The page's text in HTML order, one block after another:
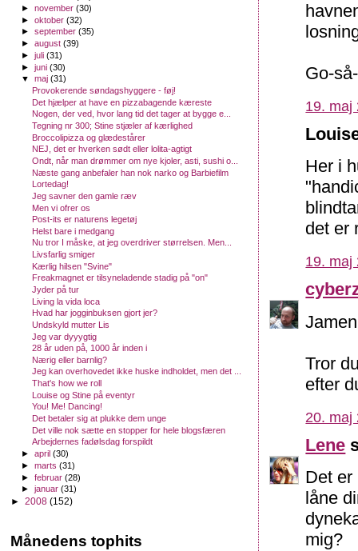
Go-
19. maj
Her i
det er
19. maj
Tror
efter
20. maj
Lene
Det
låne
mig?
►november(30)
►oktober(32)
►september(35)
►august(39)
►juli(31)
►juni(30)
▼maj(31)
Provokerende søndagshyggere - føj!
Det hjælper at have en pizzabagende kæreste
Nogen, der ved, hvor lang tid det tager at bygge e...
Tegning nr 300; Stine stjæler af kærlighed
Broccolipizza og glædestårer
NEJ, det er hverken sødt eller lolita-agtigt
Ondt, når man drømmer om nye kjoler, asti, sushi o...
Næste gang anbefaler han nok narko og Barbiefilm
Lortedag!
Jeg savner den gamle ræv
Men vi ofrer os
Post-its er naturens legetøj
Helst bare i medgang
Nu tror I måske, at jeg overdriver størrelsen. Men...
Livsfarlig smiger
Kærlig hilsen "Svine"
Freakmagnet er tilsyneladende stadig på "on"
Jyder på tur
Living la vida loca
Hvad har jogginbuksen gjort jer?
Undskyld mutter Lis
Jeg var dyyygtig
28 år uden på, 1000 år inden i
Nærig eller barnlig?
Jeg kan overhovedet ikke huske indholdet, men det ...
That's how we roll
Louise og Stine på eventyr
You! Me! Dancing!
Det betaler sig at plukke dem unge
Det ville nok sætte en stopper for hele blogsfæren
Arbejdernes fadølsdag forspildt
►april(30)
►marts(31)
►februar(28)
►januar(31)
► 2008 (152)
Månedens tophits